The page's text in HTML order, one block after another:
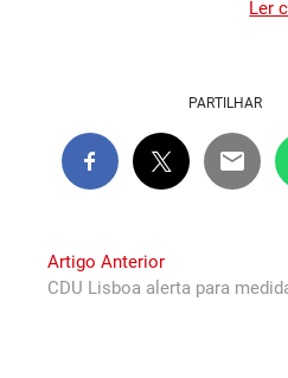
Ler
PARTILHAR
Navegação
de
Artigo AnteriorPrevious
post:
CDU Lisboa alerta para